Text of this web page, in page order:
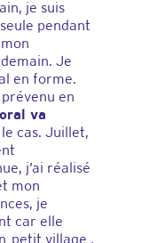
je suis
pendant
Je
en forme.
en
va
cas. Juillet,
j’ai réalisé
mon
je
car elle
petit village .